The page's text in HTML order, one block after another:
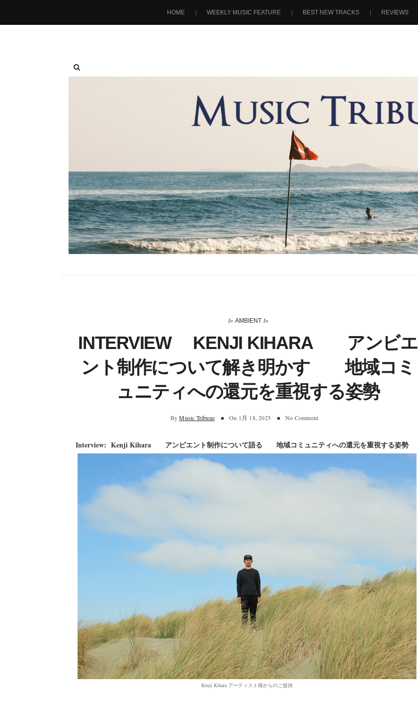
HOME WEEKLY MUSIC FEATURE BEST NEW TRACKS REVIEWS
In AMBIENT In
INTERVIEW KENJI KIHARA アンビエ
ント制作について解き明かす 地域コミ
ュニティへの還元を重視する姿勢
By Music Tribune On 1月 18, 2025 No Comment
Interview: Kenji Kihara アンビエント制作について語る 地域コミュニティへの還元を重視する姿勢
Kenji Kihara アーティスト様からのご提供